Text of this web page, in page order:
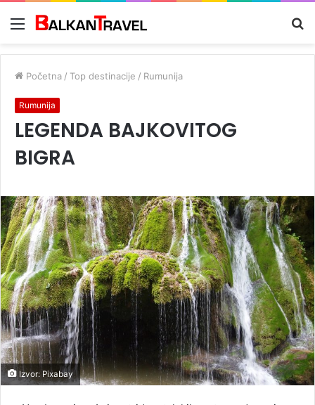
Meni
Početna / Top destinacije / Rumunija
Rumunija
LEGENDA BAJKOVITOG
BIGRA
Izvor: Pixabay